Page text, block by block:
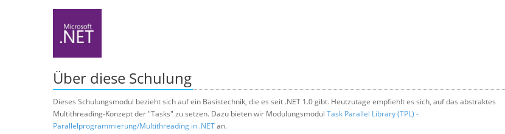
Über diese Schulung
Dieses Schulungsmodul bezieht sich auf ein Basistechnik, die es seit .NET 1.0 gibt. Heutzutage empfiehlt es sich, auf das abstraktes
Multithreading-Konzept der "Tasks" zu setzen. Dazu bieten wir Modulungsmodul Task Parallel Library (TPL) -
Parallelprogrammierung/Multithreading in .NETan.